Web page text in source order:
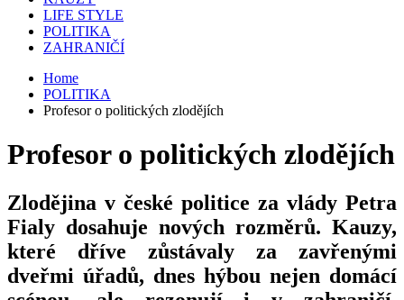
LIFE STYLE
POLITIKA
ZAHRANIČÍ
Home
POLITIKA
Profesor o politických zlodějích
Profesor o politických zlodějích
Zlodějina v české politice za vlády Petra
Fialy dosahuje nových rozměrů. Kauzy,
které dříve zůstávaly za zavřenými
dveřmi úřadů, dnes hýbou nejen domácí